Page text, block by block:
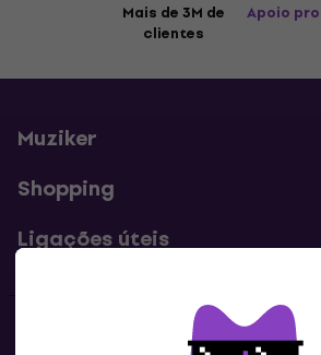
Mais de 3M de
clientes
Apoio
Muziker
Shopping
Ligações úteis
Contatos